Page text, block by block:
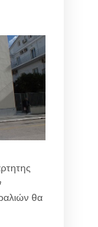
θα